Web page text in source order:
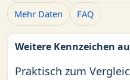
Mehr Daten
FAQ
Weitere Kennzeichen
Praktisch zum